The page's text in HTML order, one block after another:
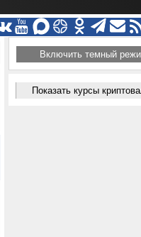
Включить темный
Показать курсы